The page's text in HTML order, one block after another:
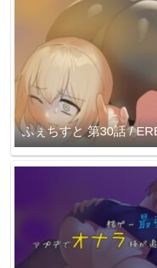
ふぇちすと 第30話 /